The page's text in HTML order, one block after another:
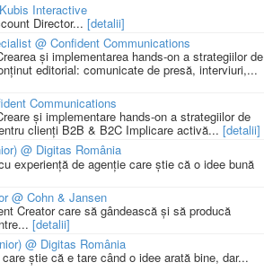
Interactive
Director... [detalii]
@ Confident Communications
și implementarea hands-on a strategiilor de
editorial: comunicate de presă, interviuri,...
Communications
și implementare hands-on a strategiilor de
clienți B2B & B2C Implicare activă... [detalii]
@ Digitas România
experiență de agenție care știe că o idee bună
@ Cohn & Jansen
Creator care să gândească și să producă
[detalii]
@ Digitas România
știe că e tare când o idee arată bine, dar...